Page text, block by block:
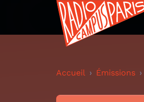
Accueil Émissions